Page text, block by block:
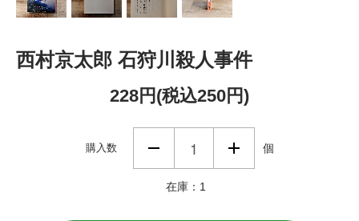
西村京太郎 石狩川殺人事件
228円(税込250円)
購入数 個
在庫：1